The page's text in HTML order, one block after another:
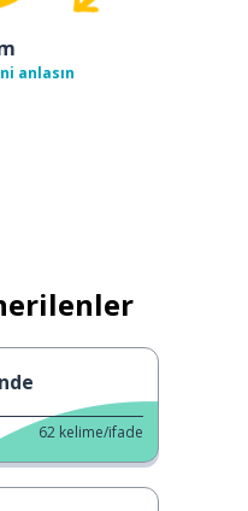
anlasın
62 kelime/ifade